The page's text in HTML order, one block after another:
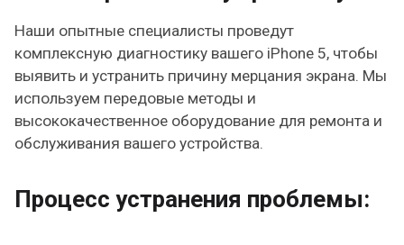
Наши опытные специалисты проведут
комплексную диагностику вашего iPhone 5, чтобы
выявить и устранить причину мерцания экрана. Мы
используем передовые методы и
высококачественное оборудование для ремонта и
обслуживания вашего устройства.
Процесс устранения проблемы: